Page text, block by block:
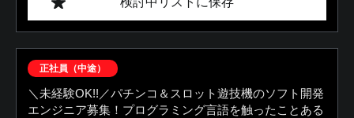
正社員（中途）
＼未経験OK!!／パチンコ＆スロット遊技機のソフト開発
エンジニア募集！プログラミング言語を触ったことある